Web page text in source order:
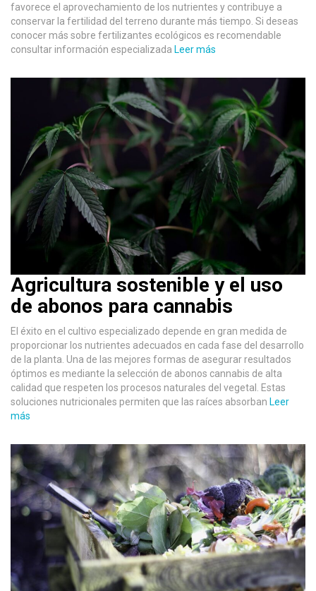
favorece el aprovechamiento de los nutrientes y contribuye a
conservar la fertilidad del terreno durante más tiempo. Si deseas
conocer más sobre fertilizantes ecológicos es recomendable
consultar información especializada Leer más
Agricultura sostenible y el uso
de abonos para cannabis
El éxito en el cultivo especializado depende en gran medida de
proporcionar los nutrientes adecuados en cada fase del desarrollo
de la planta. Una de las mejores formas de asegurar resultados
óptimos es mediante la selección de abonos cannabis de alta
calidad que respeten los procesos naturales del vegetal. Estas
soluciones nutricionales permiten que las raíces absorban Leer
más